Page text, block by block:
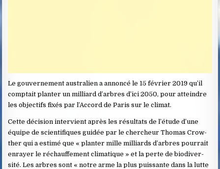
Le gouvernement australien a annoncé le 15 février 2019 qu’il
comptait planter un milliard d’arbres d’ici 2050, pour atteindre
les objectifs fixés par l’Accord de Paris sur le climat.
Cette décision intervient après les résul­tats de l’étude d’une
équipe de scien­ti­fiques guidée par le cher­cheur Thomas Crow­­
ther qui a estimé que « plan­­ter mille milliards d’arbres pour­­rait
enrayer le réchauf­­fe­­ment clima­­tique » et la perte de biodi­­ver­­
sité. Les arbres sont « notre arme la plus puis­sante dans la lutte